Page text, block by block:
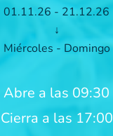
01.11.26 - 21.12.26
↓
Miércoles - Domingo
Abre a las 09:30
Cierra a las 17:00